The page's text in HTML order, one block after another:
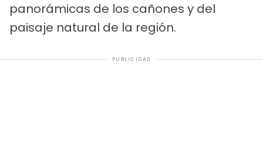
panorámicas de los cañones y del
paisaje natural de la región.
PUBLICIDAD